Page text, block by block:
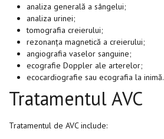
analiza generală a sângelui;
analiza urinei;
tomografia creierului;
rezonanța magnetică a creierului;
angiografia vaselor sanguine;
ecografie Doppler ale arterelor;
ecocardiografie sau ecografia la inimă.
Tratamentul AVC
Tratamentul de AVC include: